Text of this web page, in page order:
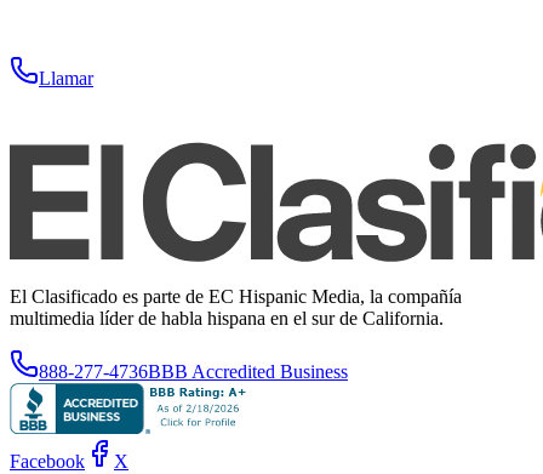
Llamar
El Clasificado es parte de EC Hispanic Media, la compañía
multimedia líder de habla hispana en el sur de California.
888-277-4736BBB Accredited Business
Facebook X